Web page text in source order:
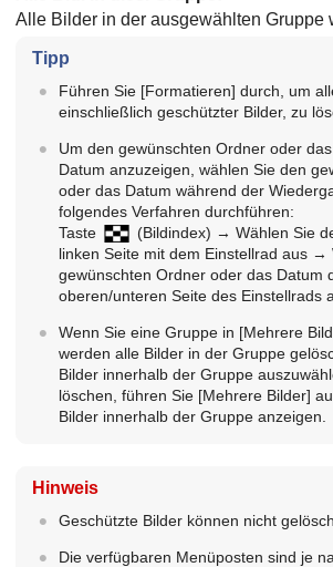
Alle Bilder in der ausgewählten Gruppe
Tipp
Führen Sie [Formatieren] durch, um
einschließlich geschützter Bilder, zu
Um den gewünschten Ordner oder
Datum anzuzeigen, wählen Sie den
oder das Datum während der
folgendes Verfahren durchführen:
Taste
(Bildindex) → Wählen Sie
linken Seite mit dem Einstellrad aus →
gewünschten Ordner oder das Datum
oberen/unteren Seite des Einstellrads
Wenn Sie eine Gruppe in [Mehrere
werden alle Bilder in der Gruppe
Bilder innerhalb der Gruppe
löschen, führen Sie [Mehrere Bilder]
Bilder innerhalb der Gruppe anzeigen.
Hinweis
Geschützte Bilder können nicht
Die verfügbaren Menüposten sind je